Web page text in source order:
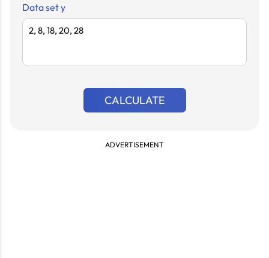
Data set y
CALCULATE
ADVERTISEMENT